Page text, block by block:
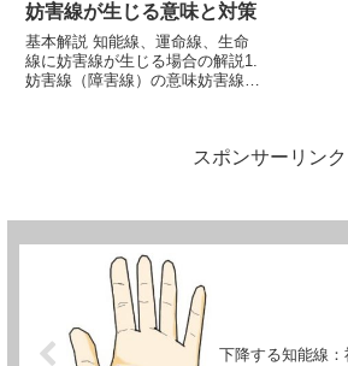
妨害線が生じる意味と対策
基本解説 知能線、運命線、生命
線に妨害線が生じる場合の解説1.
妨害線（障害線）の意味妨害線
で、それらの線が持つ意味や影響スポンサーリンク
下降する知能線